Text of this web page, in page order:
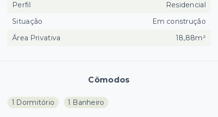
Cômodos
1 Dormitório 1 Banheiro
Perfil
Residencial
Situação
Em construção
Área Privativa
18,88m²